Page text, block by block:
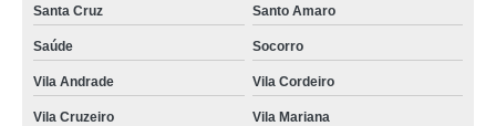
Santa Cruz Santo Amaro
Saúde Socorro
Vila Andrade Vila Cordeiro
Vila Cruzeiro Vila Mariana